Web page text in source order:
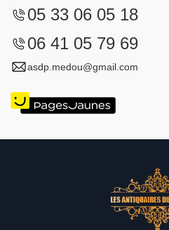
05 33 06 05 18
06 41 05 79 69
asdp.medou@gmail.com